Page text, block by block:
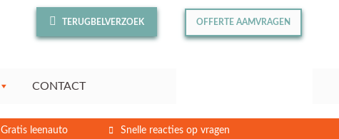
TERUGBELVERZOEK OFFERTE AAMVRAGEN
CONTACT
Gratis leenauto Snelle reacties op vragen